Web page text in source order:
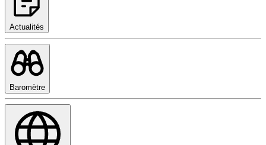
Actualités
Baromètre